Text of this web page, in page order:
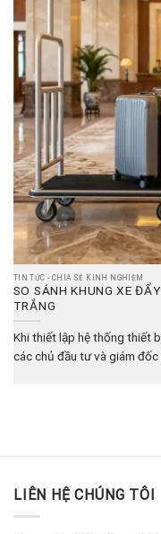
TIN TỨC - CHIA SẺ KINH NGHIỆM
SO SÁNH KHUNG XE
TRẮNG
Khi thiết lập hệ thống thiết
các chủ đầu tư và giám
LIÊN HỆ CHÚNG TÔI